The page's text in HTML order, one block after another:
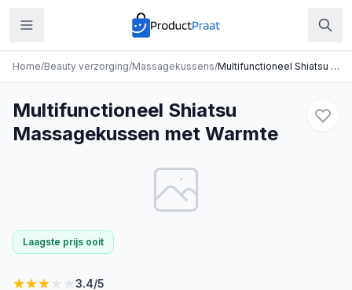
Home/Beauty verzorging/Massagekussens/ Multifunctioneel Shiatsu Massagekussen met Warmte
Multifunctioneel Shiatsu
Massagekussen met Warmte
Laagste prijs ooit
★★★ 3.4/5